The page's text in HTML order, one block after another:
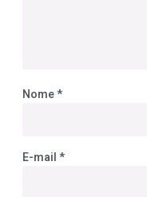
Nome*
E-mail*